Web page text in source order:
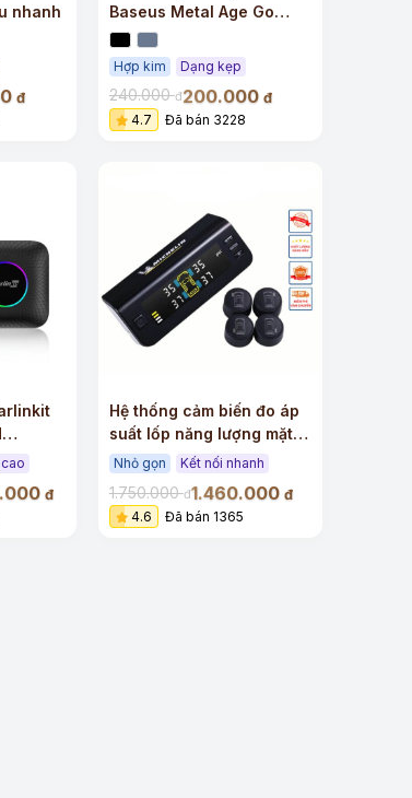
nhanh
đ
Baseus Metal Age Go
Gravity (gắn cho cửa gió)
Hợp kim Dạng kẹp
240.000đ200.000 đ
4.7
Đã bán 3228
đ
Hệ thống cảm biến đo áp
suất lốp năng lượng mặt
trời cho ô tô Michelin
Nhỏ gọn Kết nối nhanh
1.750.000đ1.460.000 đ
4.6
Đã bán 1365